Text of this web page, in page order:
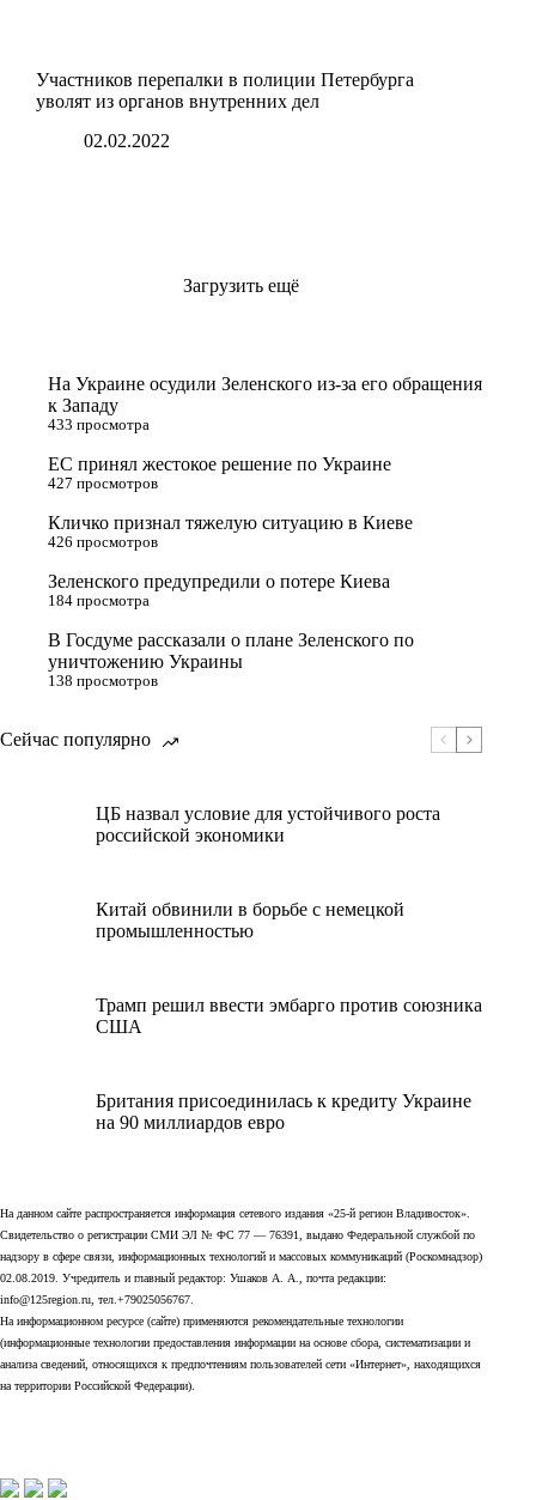
Участников перепалки в полиции Петербурга
уволят из органов внутренних дел
02.02.2022
Загрузить ещё
На Украине осудили Зеленского из-за его обращения
к Западу
433 просмотра
ЕС принял жестокое решение по Украине
427 просмотров
Кличко признал тяжелую ситуацию в Киеве
426 просмотров
Зеленского предупредили о потере Киева
184 просмотра
В Госдуме рассказали о плане Зеленского по
уничтожению Украины
138 просмотров
Сейчас популярно
ЦБ назвал условие для устойчивого роста
российской экономики
Китай обвинили в борьбе с немецкой
промышленностью
Трамп решил ввести эмбарго против союзника
США
Британия присоединилась к кредиту Украине
на 90 миллиардов евро
На данном сайте распространяется информация сетевого издания «25-й регион Владивосток».
Свидетельство о регистрации СМИ ЭЛ № ФС 77 — 76391, выдано Федеральной службой по
надзору в сфере связи, информационных технологий и массовых коммуникаций (Роскомнадзор)
02.08.2019. Учредитель и главный редактор: Ушаков А. А., почта редакции:
info@125region.ru, тел.+79025056767.
На информационном ресурсе (сайте) применяются рекомендательные технологии
(информационные технологии предоставления информации на основе сбора, систематизации и
анализа сведений, относящихся к предпочтениям пользователей сети «Интернет», находящихся
на территории Российской Федерации).